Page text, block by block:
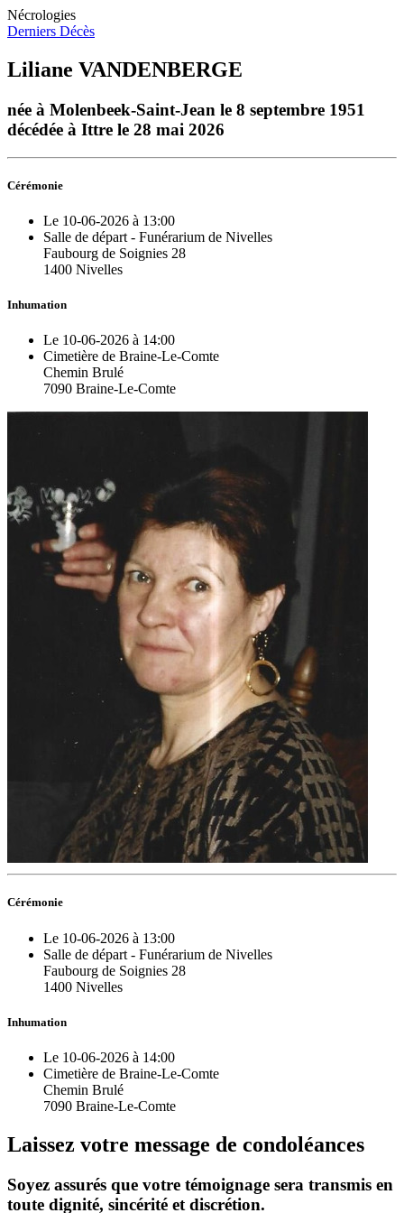
Nécrologies
Derniers Décès
Liliane VANDENBERGE
née à Molenbeek-Saint-Jean le 8 septembre 1951
décédée à Ittre le 28 mai 2026
Cérémonie
Le 10-06-2026 à 13:00
Salle de départ - Funérarium de Nivelles
Faubourg de Soignies 28
1400 Nivelles
Inhumation
Le 10-06-2026 à 14:00
Cimetière de Braine-Le-Comte
Chemin Brulé
7090 Braine-Le-Comte
Cérémonie
Le 10-06-2026 à 13:00
Salle de départ - Funérarium de Nivelles
Faubourg de Soignies 28
1400 Nivelles
Inhumation
Le 10-06-2026 à 14:00
Cimetière de Braine-Le-Comte
Chemin Brulé
7090 Braine-Le-Comte
Laissez votre message de condoléances
Soyez assurés que votre témoignage sera transmis en
toute dignité, sincérité et discrétion.